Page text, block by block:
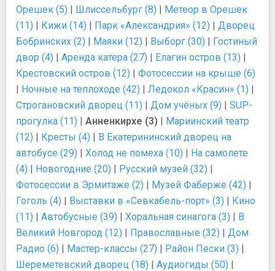
Орешек (5) | Шлиссельбург (8) | Метеор в Орешек
(11) | Кижи (14) | Парк «Александрия» (12) | Дворец
Бобринских (2) | Маяки (12) | Выборг (30) | Гостиный
двор (4) | Аренда катера (27) | Елагин остров (13) |
Крестовский остров (12) | Фотосессии на крыше (6)
| Ночные на теплоходе (42) | Ледокол «Красин» (1) |
Строгановский дворец (11) | Дом учёных (9) | SUP-
прогулка (11) | Анненкирхе (3) | Мариинский театр
(12) | Кресты (4) | В Екатерининский дворец на
автобусе (29) | Холод не помеха (10) | На самолете
(4) | Новогодние (20) | Русский музей (32) |
Фотосессии в Эрмитаже (2) | Музей Фаберже (42) |
Гоголь (4) | Выставки в «Севкабель-порт» (3) | Кино
(11) | Автобусные (39) | Хоральная синагога (3) | В
Великий Новгород (12) | Православные (32) | Дом
Радио (6) | Мастер-классы (27) | Район Пески (3) |
Шереметевский дворец (18) | Аудиогиды (50) |